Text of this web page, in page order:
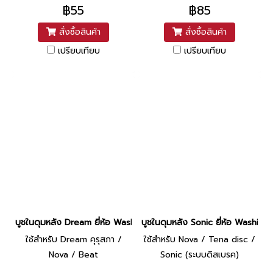
฿55
สั่งซื้อสินค้า
เปรียบเทียบ
฿85
สั่งซื้อสินค้า
เปรียบเทียบ
บูชในดุมหลัง Dream ยี่ห้อ Washi
ใช้สำหรับ Dream คุรุสภา /
Nova / Beat
บูชในดุมหลัง Sonic ยี่ห้อ Washi
ใช้สำหรับ Nova / Tena disc /
Sonic (ระบบดิสเบรค)